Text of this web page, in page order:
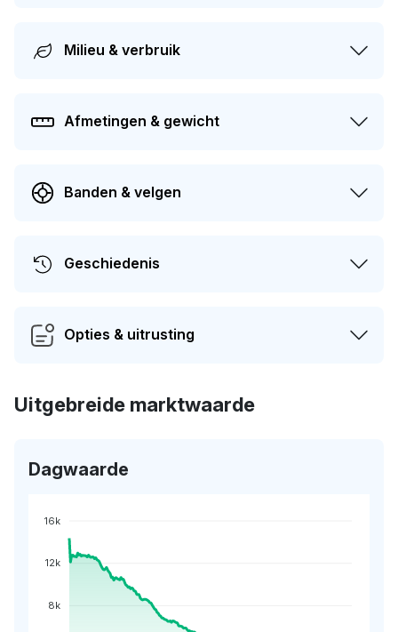
Milieu & verbruik
Afmetingen & gewicht
Banden & velgen
Geschiedenis
Opties & uitrusting
Uitgebreide marktwaarde
Dagwaarde
16k
12k
8k